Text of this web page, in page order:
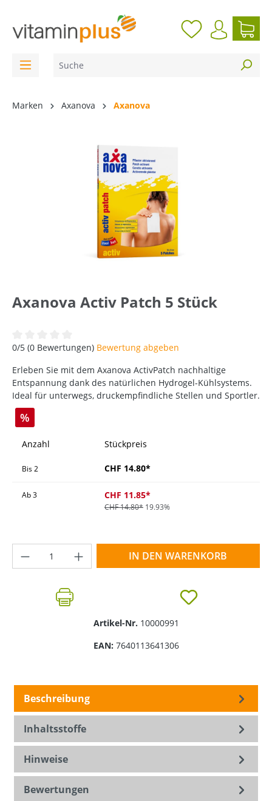
Marken Axanova Axanova
Axanova Activ Patch 5 Stück
Durchschnittliche Bewertung von 0 von 5 Sternen
0/5 (0 Bewertungen) Bewertung abgeben
Erleben Sie mit dem Axanova ActivPatch nachhaltige
Entspannung dank des natürlichen Hydrogel-Kühlsystems.
Ideal für unterwegs, druckempfindliche Stellen und Sportler.
%
Anzahl Stückpreis
Bis2 CHF 14.80*
Ab3 CHF 11.85*
CHF 14.80* 19.93%
Produkt Anzahl: Gib den gewünschten
IN DEN WARENKORB
Artikel-Nr. 10000991
EAN: 7640113641306
Beschreibung
Inhaltsstoffe
Hinweise
Bewertungen